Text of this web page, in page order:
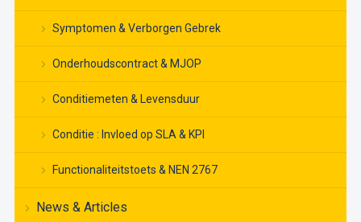
Symptomen & Verborgen Gebrek
Onderhoudscontract & MJOP
Conditiemeten & Levensduur
Conditie : Invloed op SLA & KPI
Functionaliteitstoets & NEN 2767
News & Articles